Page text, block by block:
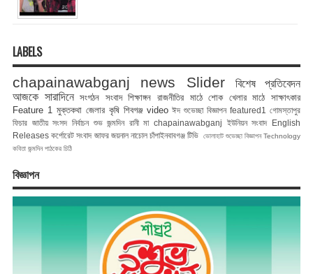
LABELS
chapainawabganj news Slider
বিশেষ প্রতিবেদন
আজকে সারাদিনে সংগঠন সংবাদ শিক্ষাঙ্গন রাজনীতির মাঠে শোক খেলার মাঠে
সাক্ষাৎকার
Feature 1 মুক্তকথা জেলার কৃষি শিবগঞ্জ video ঈদ শুভেচ্ছা বিজ্ঞাপন featured1
গোমস্তাপুর
ফিচার জাতীয় সংসদ নির্বাচন শুভ জন্মদিন রানী মা chapainawabganj ইউনিয়ন সংবাদ
English
Releases কর্পোরেট সংবাদ জাফর জয়নাল নাচোল চাঁপাইনবাবগঞ্জ টিভি ভোলাহাট শুভেচ্ছা বিজ্ঞাপন Technology
কবিতা জন্মদিন পাঠকের চিঠি
বিজ্ঞাপন